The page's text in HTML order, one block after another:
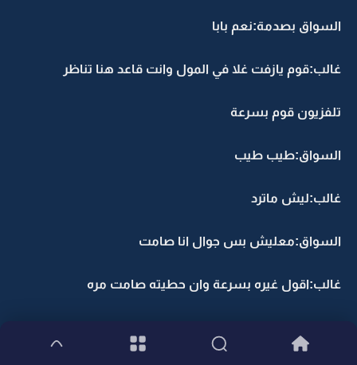
السواق بصدمة:نعم بابا
غالب:قوم يازفت غلا في المول وانت قاعد هنا تناظر
تلفزيون قوم بسرعة
السواق:طيب طيب
غالب:ليش ماترد
السواق:معليش بس جوال انا صامت
غالب:اقول غيره بسرعة وان حطيته صامت مره